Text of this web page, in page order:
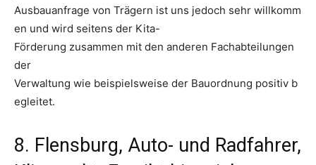
Ausbauanfrage von Trägern ist uns jedoch sehr willkomm
en und wird seitens der Kita-
Förderung zusammen mit den anderen Fachabteilungen
der
Verwaltung wie beispielsweise der Bauordnung positiv b
egleitet.
8. Flensburg, Auto- und Radfahrer,